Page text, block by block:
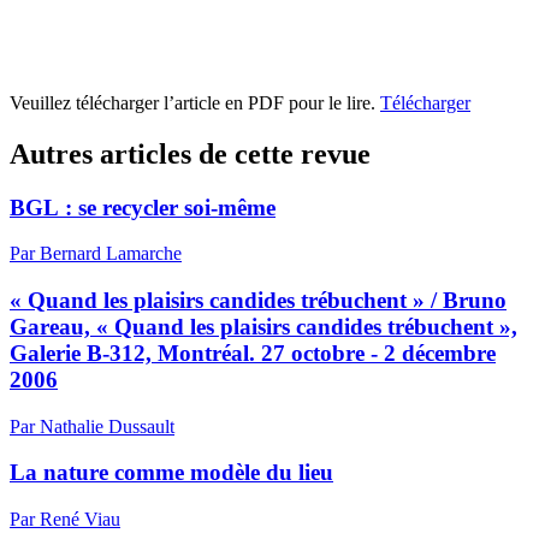
Veuillez télécharger l’article en PDF pour le lire. Télécharger
Autres articles de cette revue
BGL : se recycler soi-même
Par Bernard Lamarche
« Quand les plaisirs candides trébuchent » / Bruno
Gareau, « Quand les plaisirs candides trébuchent »,
Galerie B-312, Montréal. 27 octobre - 2 décembre
2006
Par Nathalie Dussault
La nature comme modèle du lieu
Par René Viau